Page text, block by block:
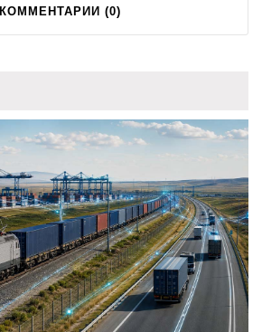
КОММЕНТАРИИ (0)